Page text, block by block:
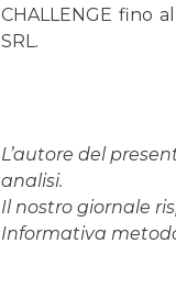
CHALLENGE fino
SRL.
L’autore del
analisi.
Il nostro giornale
Informativa